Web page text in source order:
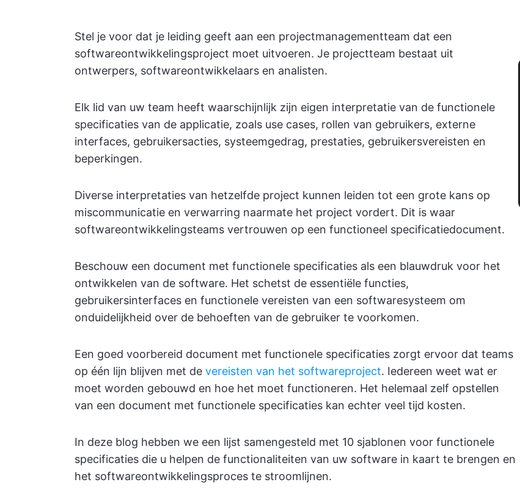
Stel je voor dat je leiding geeft aan een projectmanagementteam dat een
softwareontwikkelingsproject moet uitvoeren. Je projectteam bestaat uit
ontwerpers, softwareontwikkelaars en analisten.
Elk lid van uw team heeft waarschijnlijk zijn eigen interpretatie van de functionele
specificaties van de applicatie, zoals use cases, rollen van gebruikers, externe
interfaces, gebruikersacties, systeemgedrag, prestaties, gebruikersvereisten en
beperkingen.
Diverse interpretaties van hetzelfde project kunnen leiden tot een grote kans op
miscommunicatie en verwarring naarmate het project vordert. Dit is waar
softwareontwikkelingsteams vertrouwen op een functioneel specificatiedocument.
Beschouw een document met functionele specificaties als een blauwdruk voor het
ontwikkelen van de software. Het schetst de essentiële functies,
gebruikersinterfaces en functionele vereisten van een softwaresysteem om
onduidelijkheid over de behoeften van de gebruiker te voorkomen.
Een goed voorbereid document met functionele specificaties zorgt ervoor dat teams
op één lijn blijven met de vereisten van het softwareproject. Iedereen weet wat er
moet worden gebouwd en hoe het moet functioneren. Het helemaal zelf opstellen
van een document met functionele specificaties kan echter veel tijd kosten.
In deze blog hebben we een lijst samengesteld met 10 sjablonen voor functionele
specificaties die u helpen de functionaliteiten van uw software in kaart te brengen en
het softwareontwikkelingsproces te stroomlijnen.